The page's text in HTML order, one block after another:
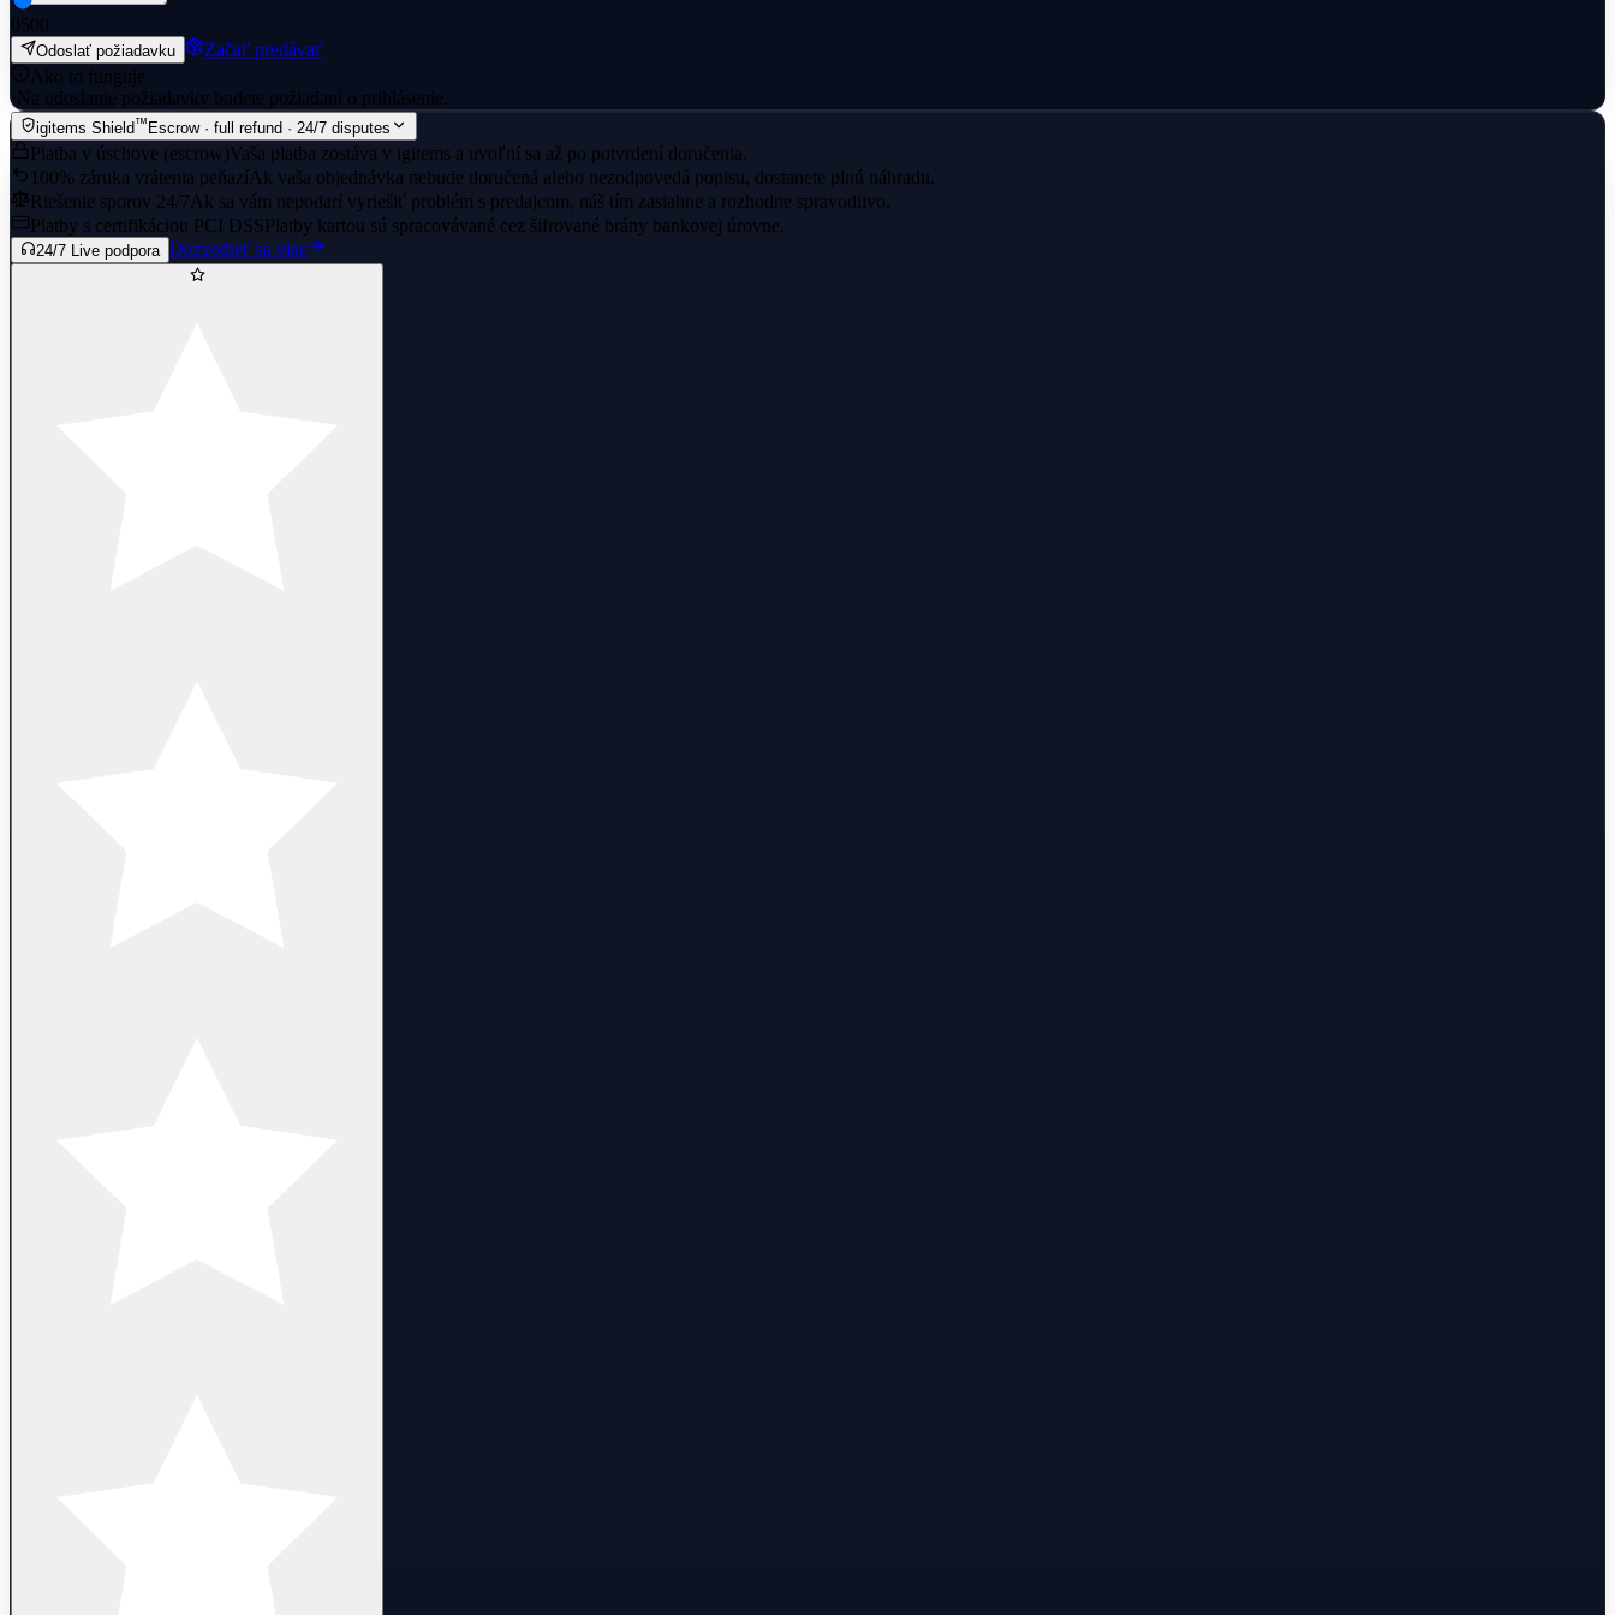
0500
Odoslať požiadavku
Začať predávať
Ako to funguje
· Na odoslanie požiadavky budete požiadaní o prihlásenie.
igitems Shield™ Escrow · full refund · 24/7 disputes
Platba v úschove (escrow)Vaša platba zostáva v igitems a uvoľní sa až po potvrdení doručenia.
100% záruka vrátenia peňazíAk vaša objednávka nebude doručená alebo nezodpovedá popisu, dostanete plnú náhradu.
Riešenie sporov 24/7Ak sa vám nepodarí vyriešiť problém s predajcom, náš tím zasiahne a rozhodne spravodlivo.
Platby s certifikáciou PCI DSSPlatby kartou sú spracovávané cez šifrované brány bankovej úrovne.
24/7 Live podpora Dozvedieť sa viac